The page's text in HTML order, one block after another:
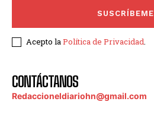
SUSCRÍBEME
Acepto laPolítica de Privacidad.
CONTÁCTANOS
Redaccioneldiariohn@gmail.com